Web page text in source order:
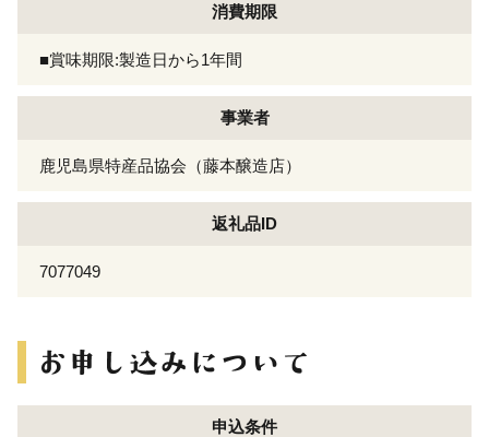
消費期限
■賞味期限:製造日から1年間
事業者
鹿児島県特産品協会（藤本醸造店）
返礼品ID
7077049
申込条件